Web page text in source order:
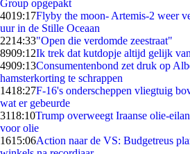
Group opgepakt
4019:17Flyby the moon- Artemis-2 weer
uur in de Stille Oceaan
2214:33"Open die verdomde zeestraat"
8909:12Ik trek dat kutdopje altijd gelijk
4909:13Consumentenbond zet druk op
hamsterkorting te schrappen
1418:27F-16's onderscheppen vliegtuig
wat er gebeurde
3118:10Trump overweegt Iraanse olie-
voor olie
1615:06Action naar de VS: Budgetreus